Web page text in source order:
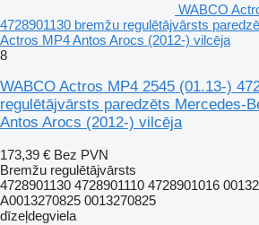
WABCO
4728901130 bremžu regulētājvārsts
Actros MP4 Antos Arocs (2012-) vilcēja
8
WABCO Actros MP4 2545 (01.13-)
regulētājvārsts paredzēts Mercedes-
Antos Arocs (2012-) vilcēja
173,39 € Bez PVN
Bremžu regulētājvārsts
4728901130 4728901110 4728901016
A0013270825 0013270825
dīzeļdegviela